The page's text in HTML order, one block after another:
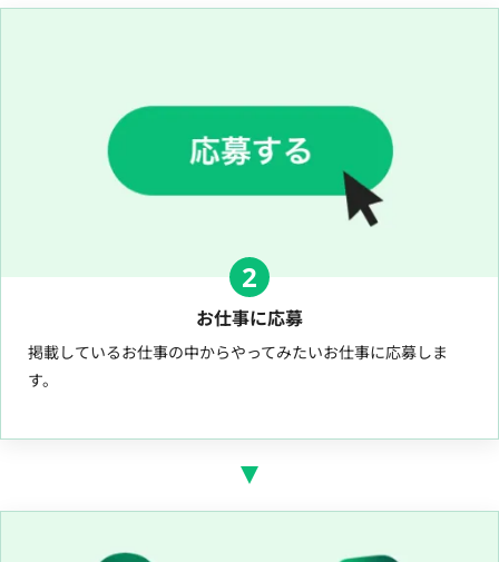
2
お仕事に応募
掲載しているお仕事の中からやってみたいお仕事に応募しま
す。